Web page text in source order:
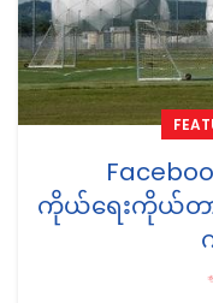
ကိုယ်ရေးကိုယ်တ